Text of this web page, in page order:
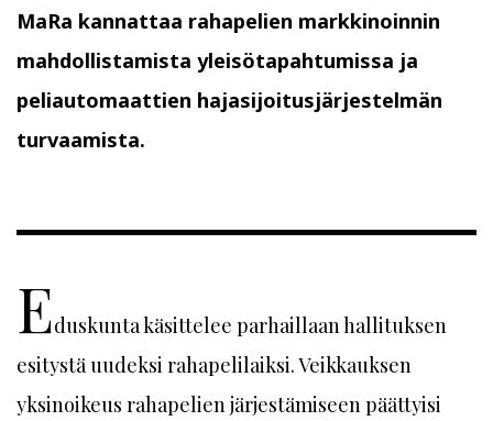
MaRa kannattaa rahapelien markkinoinnin
mahdollistamista yleisötapahtumissa ja
peliautomaattien hajasijoitusjärjestelmän
turvaamista.
Eduskunta käsittelee parhaillaan hallituksen
esitystä uudeksi rahapelilaiksi. Veikkauksen
yksinoikeus rahapelien järjestämiseen päättyisi